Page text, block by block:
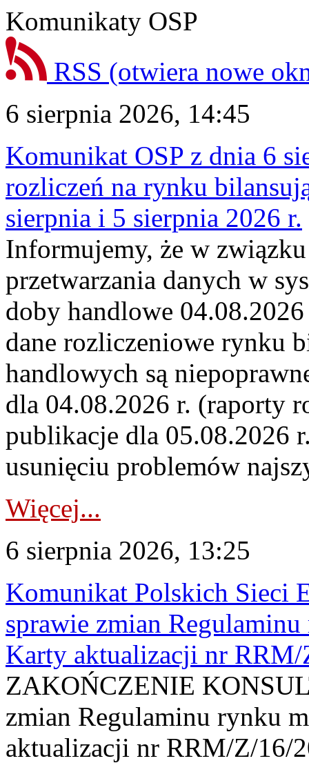
Komunikaty OSP
RSS (otwiera nowe
6 sierpnia 2026, 14:45
Komunikat OSP z dnia 6
rozliczeń na rynku
sierpnia i 5 sierpnia 2026 r.
Informujemy, że w
przetwarzania danych w
doby handlowe
dane rozliczeniowe rynku
handlowych są
dla 04.08.2026 r. (raporty
publikacje dla 05.08.2026
usunięciu problemów
Więcej...
6 sierpnia 2026, 13:25
Komunikat Polskich Sieci
sprawie zmian
Karty aktualizacji nr
ZAKOŃCZENIE
zmian Regulaminu rynku
aktualizacji nr RRM/Z/16/